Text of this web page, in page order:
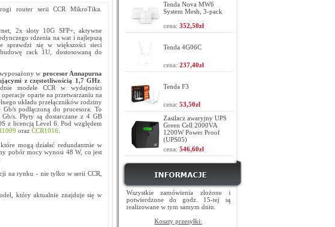
router serii CCR MikroTika.
2x sloty 10G SFP+, aktywne
rdzenia na wat i najlepszą
sprawdzi się w większości sieci
rack 1U, dostosowaną do
w procesor Annapurna
z częstotliwością 1,7 GHz
modele CCR w wydajności
oparte na przetwarzaniu na
układu przełączników rodziny
s podłączoną do procesora. To
s. Płyty są dostarczane z 4 GB
z licencją Level 6. Pod względem
oraz CCR1016
mogą działać redundantnie w
pobór mocy wynosi 48 W, co jest
na rynku - nie tylko w serii CCR,
który aktualnie znajduje się w
Tenda Nova MW6
System Mesh, 3-pack
cena: 352,50zł
Tenda 4G06C
cena: 237,40zł
Tenda F3
cena: 53,50zł
Zasilacz awaryjny UPS
Green Cell 2000VA
1200W Power Proof
(UPS05)
cena: 546,60zł
Wszystkie zamówienia złożone i
potwierdzone do godz. 15-tej są
realizowane w tym samym dniu.
Koszty przesyłki: